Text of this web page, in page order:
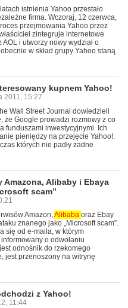
istnienia Yahoo przestało
firma. Wczoraj, 12 czerwca,
przejmowania Yahoo przez
zintegruje internetowe
AOL i utworzy nowy wydział o
w skład grupy Yahoo staną
kupnem Yahoo!
2011, 15:27
Wall Street Journal dowiedzieli
że Google prowadzi rozmowy z co
funduszami inwestycyjnymi. Ich
pieniędzy na przejęcie Yahoo!.
których nie padły żadne
Amazona, Alibaby i Ebaya
scam”
Amazon,Alibaba oraz Ebay
znanego jako „Microsoft scam”.
się od e-maila, w którym
o odwołaniu
odnośnik do rzekomego
jest przenoszony na witrynę
z Yahoo!
11:44